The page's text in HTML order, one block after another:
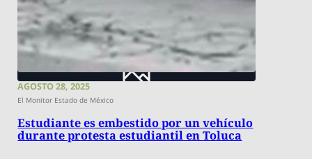
AGOSTO 28, 2025
El Monitor Estado de México
Estudiante es embestido por un vehículo
durante protesta estudiantil en Toluca